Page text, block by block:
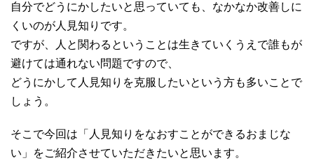
自分でどうにかしたいと思っていても、なかなか改善しに
くいのが人見知りです。
ですが、人と関わるということは生きていくうえで誰もが
避けては通れない問題ですので、
どうにかして人見知りを克服したいという方も多いことで
しょう。
そこで今回は「人見知りをなおすことができるおまじな
い」をご紹介させていただきたいと思います。